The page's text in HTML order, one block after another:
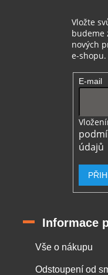
Vložte
budeme
nových
e-shopu.
E-mail
údajů
Informace
Vše o nákupu
Odstoupení od